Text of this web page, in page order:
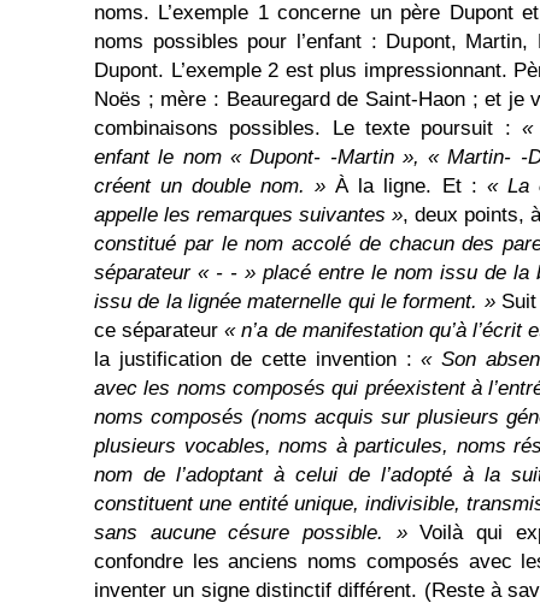
noms. L’exemple 1 concerne un père Dupont
noms possibles pour l’enfant : Dupont,
Dupont. L’exemple 2 est plus impressionnant.
Noës ; mère : Beauregard de Saint-Haon ; et je
combinaisons possibles. Le texte poursuit : «
enfant le nom « Dupont- -Martin », « Martin- -
créent un double nom. »À la ligne. Et : « La
appelle les remarques suivantes », deux points,
constitué par le nom accolé de chacun des
séparateur « - - » placé entre le nom issu de la
issu de la lignée maternelle qui le forment. »Suit
ce séparateur« n’a de manifestation qu’à l’écrit
la justification de cette invention :« Son
avec les noms composés qui préexistent à
noms composés (noms acquis sur plusieurs
plusieurs vocables, noms à particules, noms
nom de l’adoptant à celui de l’adopté à la
constituent une entité unique, indivisible,
sans aucune césure possible. »Voilà qui
confondre les anciens noms composés avec
inventer un signe distinctif différent. (Reste à